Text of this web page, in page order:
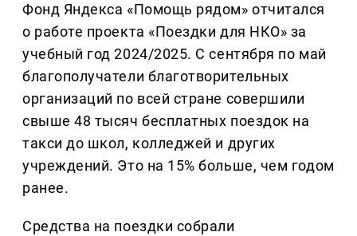
Фонд Яндекса «Помощь рядом» отчитался
о работе проекта «Поездки для НКО» за
учебный год 2024/2025. С сентября по май
благополучатели благотворительных
организаций по всей стране совершили
свыше 48 тысяч бесплатных поездок на
такси до школ, колледжей и других
учреждений. Это на 15% больше, чем годом
ранее.
Средства на поездки собрали